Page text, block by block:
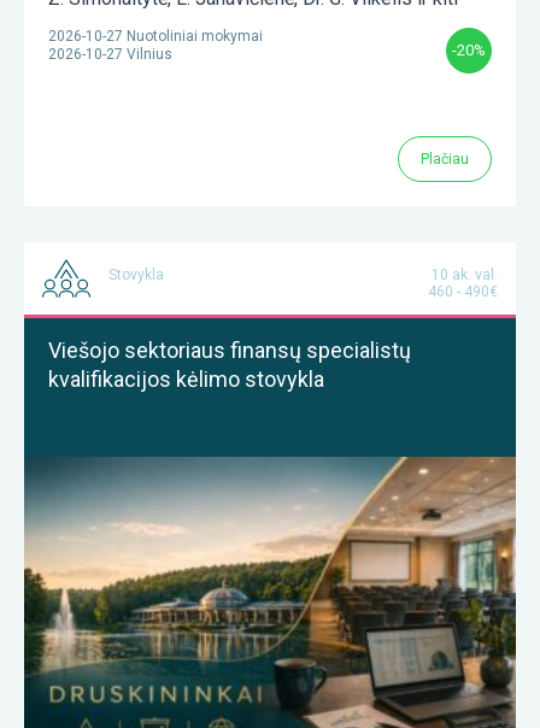
2026-10-27 Nuotoliniai mokymai
2026-10-27 Vilnius
-20%
Plačiau
Stovykla
10 ak. val.
460 - 490€
Viešojo sektoriaus finansų specialistų
kvalifikacijos kėlimo stovykla